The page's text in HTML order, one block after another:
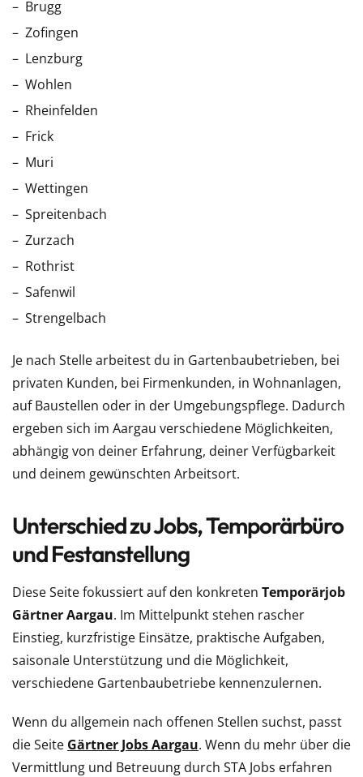
Brugg
Zofingen
Lenzburg
Wohlen
Rheinfelden
Frick
Muri
Wettingen
Spreitenbach
Zurzach
Rothrist
Safenwil
Strengelbach
Je nach Stelle arbeitest du in Gartenbaubetrieben, bei
privaten Kunden, bei Firmenkunden, in Wohnanlagen,
auf Baustellen oder in der Umgebungspflege. Dadurch
ergeben sich im Aargau verschiedene Möglichkeiten,
abhängig von deiner Erfahrung, deiner Verfügbarkeit
und deinem gewünschten Arbeitsort.
Unterschied zu Jobs, Temporärbüro
und Festanstellung
Diese Seite fokussiert auf den konkreten Temporärjob
Gärtner Aargau. Im Mittelpunkt stehen rascher
Einstieg, kurzfristige Einsätze, praktische Aufgaben,
saisonale Unterstützung und die Möglichkeit,
verschiedene Gartenbaubetriebe kennenzulernen.
Wenn du allgemein nach offenen Stellen suchst, passt
die Seite Gärtner Jobs Aargau. Wenn du mehr über die
Vermittlung und Betreuung durch STA Jobs erfahren